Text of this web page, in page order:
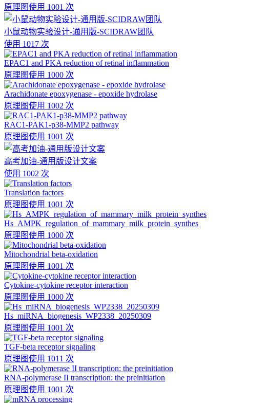
原理图使用 1001 次
小鼠动物实验设计-通用版-SCIDRAW团队
使用 1017 次
EPAC1 and PKA reduction of retinal inflammation
原理图使用 1000 次
Arachidonate epoxygenase - epoxide hydrolase
原理图使用 1002 次
RAC1-PAK1-p38-MMP2 pathway
原理图使用 1001 次
高考加油-通用版设计文案
使用 1002 次
Translation factors
原理图使用 1001 次
Hs_AMPK_regulation_of_mammary_milk_protein_synthes
原理图使用 1000 次
Mitochondrial beta-oxidation
原理图使用 1001 次
Cytokine-cytokine receptor interaction
原理图使用 1000 次
Hs_miRNA_biogenesis_WP2338_20250309
原理图使用 1001 次
TGF-beta receptor signaling
原理图使用 1011 次
RNA-polymerase II transcription: the preinitiation
原理图使用 1001 次